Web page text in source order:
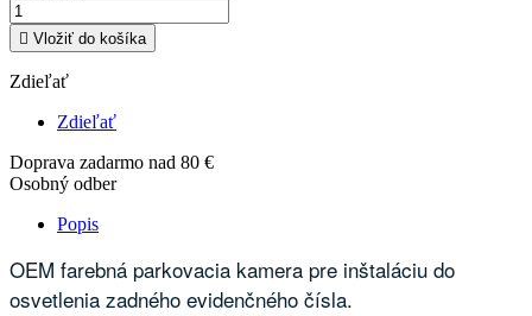
 Vložiť do košíka
Zdieľať
Zdieľať
Doprava zadarmo nad 80 €
Osobný odber
Popis
OEM farebná parkovacia kamera pre inštaláciu do
osvetlenia zadného evidenčného čísla.